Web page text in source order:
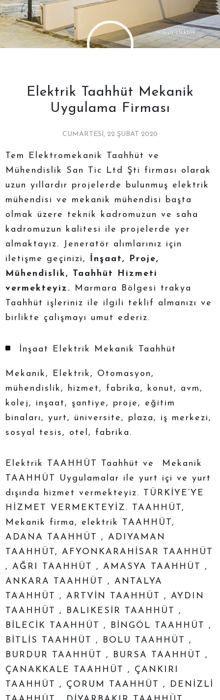
trakya elektrik
Elektrik Taahhüt Mekanik
Uygulama Firması
CUMARTESI, 22 ŞUBAT 2020
Tem Elektromekanik Taahhüt ve
Mühendislik San Tic Ltd Şti firması olarak
uzun yıllardır projelerde bulunmuş elektrik
mühendisi ve mekanik mühendisi başta
olmak üzere teknik kadromuzun ve saha
kadromuzun kalitesi ile projelerde yer
almaktayız. Jeneratör alımlarınız için
iletişme geçinizi, İnşaat, Proje,
Mühendislik, Taahhüt Hizmeti
vermekteyiz.
Marmara Bölgesi trakya
Taahhüt işleriniz ile ilgili teklif almanızı ve
birlikte çalışmayı umut ederiz.
İnşaat Elektrik Mekanik Taahhüt
Mekanik, Elektrik, Otomasyon,
mühendislik, hizmet, fabrika, konut, avm,
kolej, inşaat, şantiye, proje, eğitim
binaları, yurt, üniversite, plaza, iş merkezi,
sosyal tesis, otel, fabrika.
Elektrik TAAHHÜT Taahhüt ve Mekanik
TAAHHÜT Uygulamalar ile yurt içi ve yurt
dışında hizmet vermekteyiz. TÜRKİYE’YE
HİZMET VERMEKTEYİZ. TAAHHÜT,
Mekanik firma, elektrik TAAHHÜT,
ADANA TAAHHÜT , ADIYAMAN
TAAHHÜT, AFYONKARAHİSAR TAAHHÜT
, AĞRI TAAHHÜT , AMASYA TAAHHÜT ,
ANKARA TAAHHÜT , ANTALYA
TAAHHÜT , ARTVİN TAAHHÜT , AYDIN
TAAHHÜT , BALIKESİR TAAHHÜT ,
BİLECİK TAAHHÜT , BİNGÖL TAAHHÜT ,
BİTLİS TAAHHÜT , BOLU TAAHHÜT ,
BURDUR TAAHHÜT , BURSA TAAHHÜT ,
ÇANAKKALE TAAHHÜT , ÇANKIRI
TAAHHÜT , ÇORUM TAAHHÜT , DENİZLİ